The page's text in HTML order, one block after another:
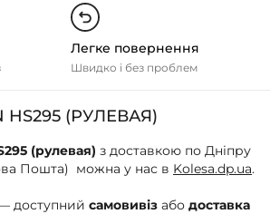
Легке повернення
Швидко і без проблем
HS295 (РУЛЕВАЯ)
(рулевая) з доставкою по Дніпру
Пошта) можна у нас в Kolesa.dp.ua.
доступний самовивіз або доставка